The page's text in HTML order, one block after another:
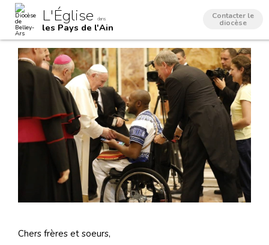
contenu.
navigation
Outils
personnels
L'Église dans
les Pays de l'Ain
Contacter le
diocèse
Chers frères et soeurs,